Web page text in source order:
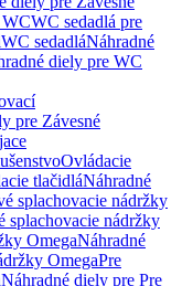
WCWC sedadlá pre
WC sedadláNáhradné
diely pre WC
pre Závesné
Ovládacie
tlačidláNáhradné
splachovacie nádržky
splachovacie nádržky
OmegaNáhradné
OmegaPre
Náhradné diely pre Pre